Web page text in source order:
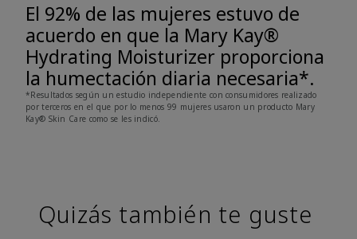
El 92% de las mujeres estuvo de
acuerdo en que la Mary Kay®
Hydrating Moisturizer proporciona
la humectación diaria necesaria*.
*Resultados según un estudio independiente con consumidores realizado
por terceros en el que por lo menos 99 mujeres usaron un producto Mary
Kay® Skin Care como se les indicó.
Quizás también te guste